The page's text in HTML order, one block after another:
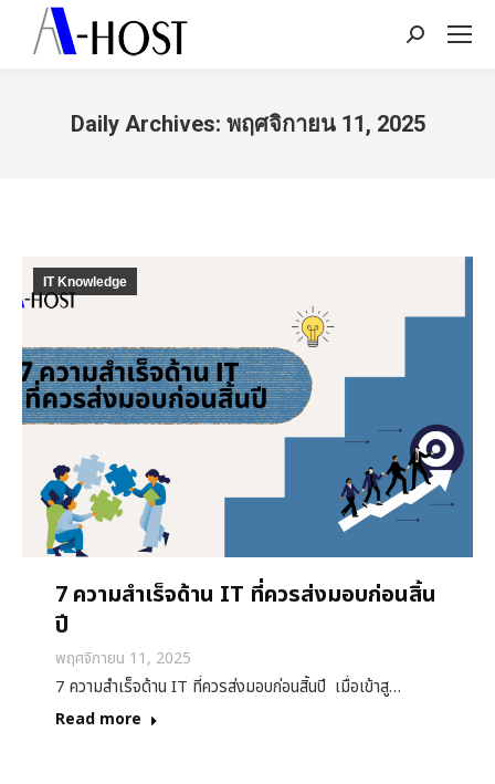
Search:
Daily Archives: พฤศจิกายน 11, 2025
IT Knowledge
7 ความสำเร็จด้าน IT ที่ควรส่งมอบก่อนสิ้น
ปี
พฤศจิกายน 11, 2025
7 ความสำเร็จด้าน IT ที่ควรส่งมอบก่อนสิ้นปี เมื่อเข้าสู…
Read more